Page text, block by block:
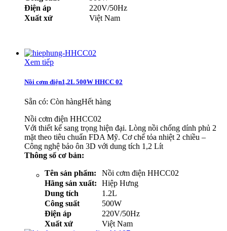
Điện áp
220V/50Hz
Xuất xứ
Việt Nam
Xem tiếp
Nồi cơm điện1,2L 500W HHCC 02
Sẵn có: Còn hàngHết hàng
Nồi cơm điện HHCC02
Với thiết kế sang trọng hiện đại. Lòng nồi chống dính phủ 2
mặt theo tiêu chuẩn FDA Mỹ. Cơ chế tỏa nhiệt 2 chiều –
Công nghệ bảo ôn 3D với dung tích 1,2 Lít
Thông số cơ bản:
Tên sản phẩm:
Nồi cơm điện HHCC02
Hãng sản xuất:
Hiệp Hưng
Dung tích
1.2L
Công suất
500W
Điện áp
220V/50Hz
Xuất xứ
Việt Nam